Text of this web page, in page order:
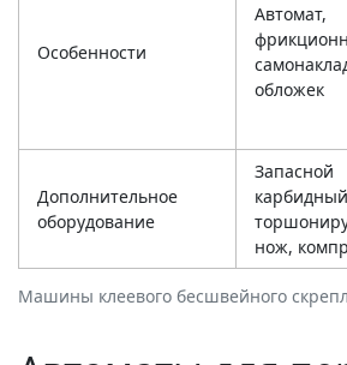
Машины клеевого бесшвейного
Особенности
Автомат,
обложек
Дополнительное
оборудование
Запасной
карбидный
нож,